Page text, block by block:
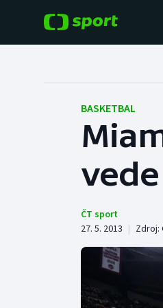
Hokej
Tenis
Cyklistika
BASKETBAL
ČT sport
27. 5. 2013 | Zdroj: